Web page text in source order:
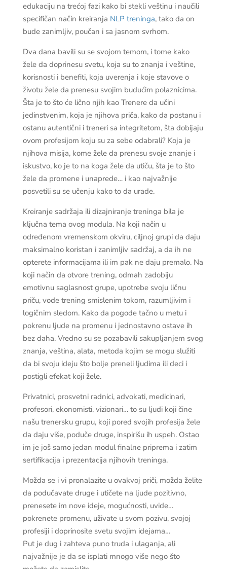
edukaciju na trećoj fazi kako bi stekli veštinu i naučili
specifičan način kreiranja NLP treninga, tako da on
bude zanimljiv, poučan i sa jasnom svrhom.
Dva dana bavili su se svojom temom, i tome kako
žele da doprinesu svetu, koja su to znanja i veštine,
korisnosti i benefiti, koja uverenja i koje stavove o
životu žele da prenesu svojim budućim polaznicima.
Šta je to što će lično njih kao Trenere da učini
jedinstvenim, koja je njihova priča, kako da postanu i
ostanu autentični i treneri sa integritetom, šta dobijaju
ovom profesijom koju su za sebe odabrali? Koja je
njihova misija, kome žele da prenesu svoje znanje i
iskustvo, ko je to na koga žele da utiču, šta je to što
žele da promene i unaprede… i kao najvažnije
posvetili su se učenju kako to da urade.
Kreiranje sadržaja ili dizajniranje treninga bila je
ključna tema ovog modula. Na koji način u
određenom vremenskom okviru, ciljnoj grupi da daju
maksimalno koristan i zanimljiv sadržaj, a da ih ne
opterete informacijama ili im pak ne daju premalo. Na
koji način da otvore trening, odmah zadobiju
emotivnu saglasnost grupe, upotrebe svoju ličnu
priču, vode trening smislenim tokom, razumljivim i
logičnim sledom. Kako da pogode tačno u metu i
pokrenu ljude na promenu i jednostavno ostave ih
bez daha. Vredno su se pozabavili sakupljanjem svog
znanja, veština, alata, metoda kojim se mogu služiti
da bi svoju ideju što bolje preneli ljudima ili deci i
postigli efekat koji žele.
Privatnici, prosvetni radnici, advokati, medicinari,
profesori, ekonomisti, vizionari… to su ljudi koji čine
našu trenersku grupu, koji pored svojih profesija žele
da daju više, poduče druge, inspirišu ih uspeh. Ostao
im je još samo jedan modul finalne priprema i zatim
sertifikacija i prezentacija njihovih treninga.
Možda se i vi pronalazite u ovakvoj priči, možda želite
da podučavate druge i utičete na ljude pozitivno,
prenesete im nove ideje, mogućnosti, uvide…
pokrenete promenu, uživate u svom pozivu, svojoj
profesiji i doprinosite svetu svojim idejama…
Put je dug i zahteva puno truda i ulaganja, ali
najvažnije je da se isplati mnogo više nego što